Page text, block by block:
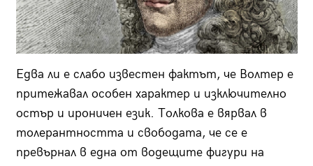
Едва ли е слабо известен фактът, че Волтер е
притежавал особен характер и изключително
остър и ироничен език. Толкова е вярвал в
толерантността и свободата, че се е
превърнал в една от водещите фигури на